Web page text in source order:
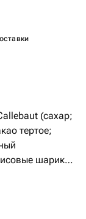
тертое;